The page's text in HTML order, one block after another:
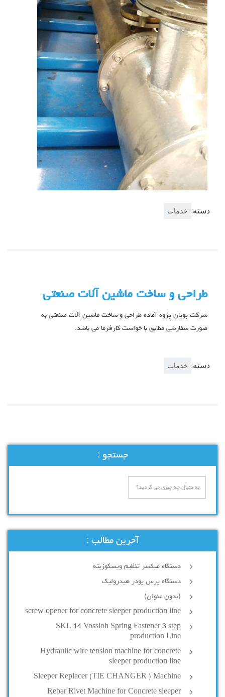
دسته: خدمات
طراحی و ساخت ماشین آلات صنعتی
شرکت پویان پژوه آماده طراحی و ساخت ماشین آلات صنعتی به
صورت سفارشی مطابق با خواست کارفرما می باشد.
دسته: خدمات
جستجو :
آحرین مطالب :
دستگاه میکسر تنظیم ویسکوزیته
دستگاه پرس پودر هیدرولیک
(بدون عنوان)
screw opener for concrete sleeper production line
SKL 14 Vossloh Spring Fastener 3 step
production Line
Hydraulic wire tension machine for concrete
sleeper production line
Sleeper Replacer (TIE CHANGER ) Machine
Rebar Rivet Machine for Concrete sleeper